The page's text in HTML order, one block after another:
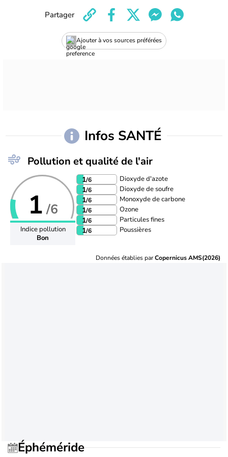
Ajouter à vos sources préférées
Partager
Infos SANTÉ
Pollution et qualité de l'air
1 /6
Indice pollution
Bon
1/6 Dioxyde d'azote
1/6 Dioxyde de soufre
1/6 Monoxyde de carbone
1/6 Ozone
1/6 Particules fines
1/6 Poussières
Données établies parCopernicus AMS(2026)
Éphéméride